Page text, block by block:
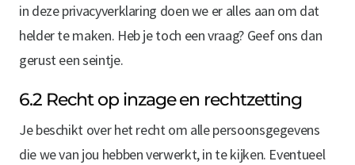
in deze privacyverklaring doen we er alles aan om dat
helder te maken. Heb je toch een vraag? Geef ons dan
gerust een seintje.
6.2 Recht op inzage en rechtzetting
Je beschikt over het recht om alle persoonsgegevens
die we van jou hebben verwerkt, in te kijken. Eventueel